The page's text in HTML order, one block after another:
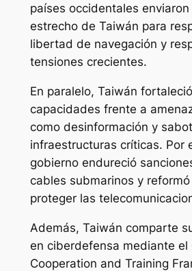
países occidentales
estrecho de Taiwán para
libertad de navegación y
tensiones crecientes.
En paralelo, Taiwán
capacidades frente a
como desinformación y
infraestructuras críticas. Por
gobierno endureció
cables submarinos y
proteger las
Además, Taiwán comparte
en ciberdefensa mediante el
Cooperation and Training